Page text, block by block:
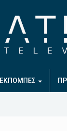
ΕΚΠΟΜΠΕΣ